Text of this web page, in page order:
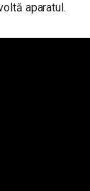
aparatul.